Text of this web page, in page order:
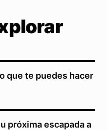
que te puedes hacer
próxima escapada a